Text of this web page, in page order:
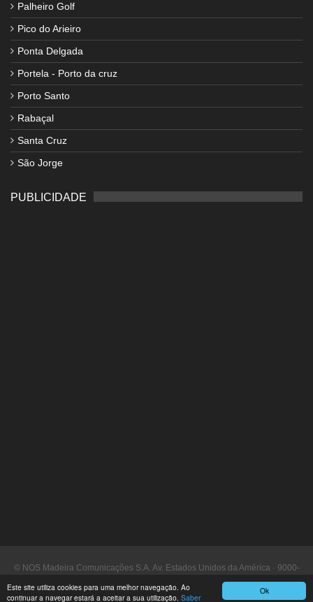
Ok
Este site utiliza cookies para uma melhor navegação. Ao
continuar a navegar estará a aceitar a sua utilização. Saber
Palheiro Golf
Pico do Arieiro
Ponta Delgada
Portela - Porto da cruz
Porto Santo
Rabaçal
Santa Cruz
São Jorge
PUBLICIDADE
© NOS Madeira Comunicações S.A. Av. Estados Unidos da América · 9000-
090 Funchal
Assistência a Clientes: 16 130 · www.nosmadeira.pt